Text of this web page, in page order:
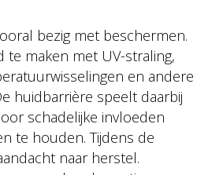
bezig met beschermen.
te maken met UV-straling,
en andere
huidbarrière speelt daarbij
schadelijke invloeden
te houden. Tijdens de
naar herstel.